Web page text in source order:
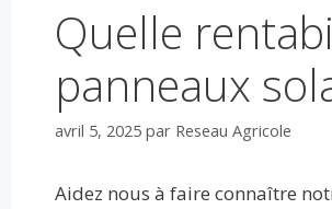
Quelle
panneaux
avril 5, 2025 par Reseau Agricole
Aidez nous à faire connaître